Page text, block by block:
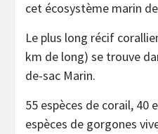
cet écosystème marin
Le plus long récif
km de long) se trouve
de-sac Marin.
55 espèces de corail, 40
espèces de gorgones